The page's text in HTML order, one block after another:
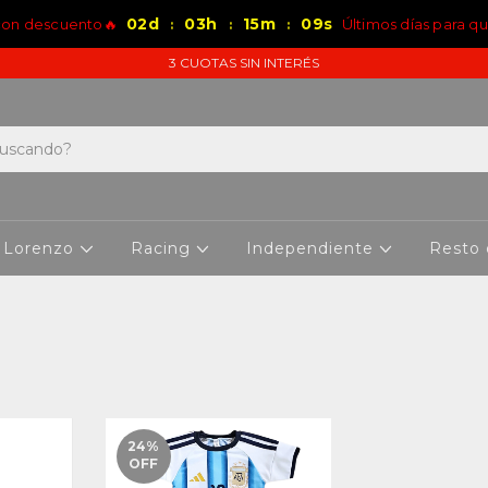
descuento🔥 02d : 03h : 15m : 09s Últimos días para
3 CUOTAS SIN INTERÉS
Lorenzo Racing Independiente Resto
24%
OFF